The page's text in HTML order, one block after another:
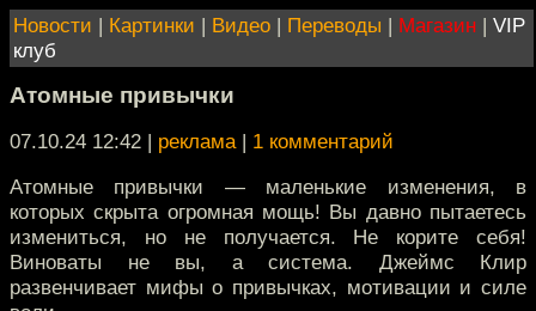
Новости | Картинки | Видео | Переводы | Магазин | VIP
клуб
Атомные привычки
07.10.24 12:42 | реклама| 1 комментарий
Атомные привычки — маленькие изменения, в
которых скрыта огромная мощь! Вы давно пытаетесь
измениться, но не получается. Не корите себя!
Виноваты не вы, а система. Джеймс Клир
развенчивает мифы о привычках, мотивации и силе